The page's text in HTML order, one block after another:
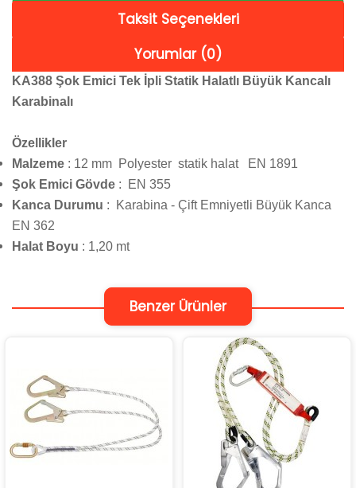
Taksit Seçenekleri
Yorumlar (0)
KA388 Şok Emici Tek İpli Statik Halatlı Büyük Kancalı
Karabinalı
Özellikler
Malzeme : 12 mm Polyester statik halat EN 1891
Şok Emici Gövde : EN 355
Kanca Durumu : Karabina - Çift Emniyetli Büyük Kanca
EN 362
Halat Boyu : 1,20 mt
Benzer Ürünler